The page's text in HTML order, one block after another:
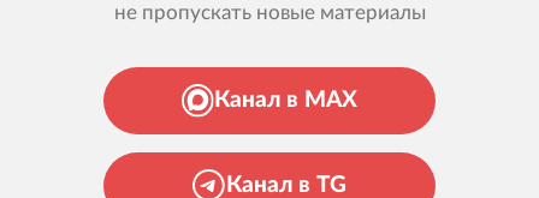
не пропускать новые материалы
Канал в MAX
Канал в TG